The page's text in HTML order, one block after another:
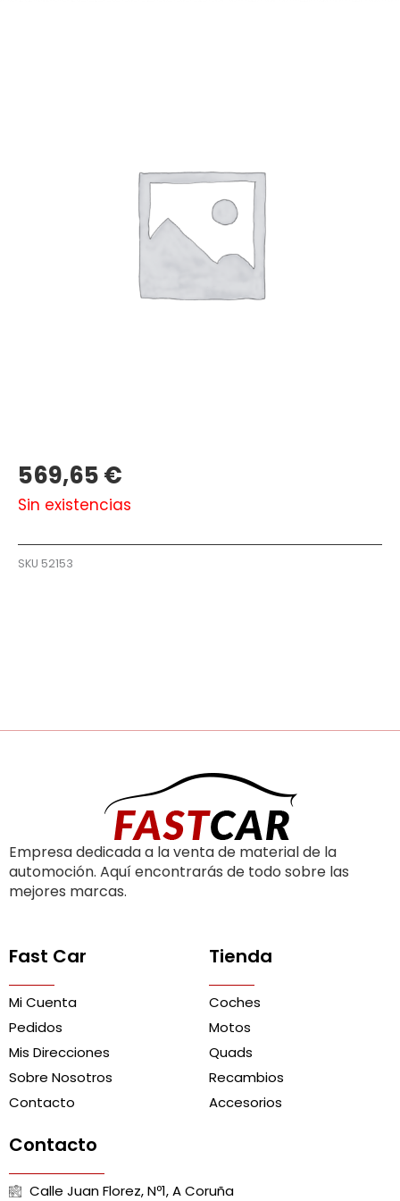
569,65€
Sin existencias
SKU 52153
Empresa dedicada a la venta de material de la
automoción. Aquí encontrarás de todo sobre las
mejores marcas.
Fast Car
Mi Cuenta
Pedidos
Mis Direcciones
Sobre Nosotros
Contacto
Tienda
Coches
Motos
Quads
Recambios
Accesorios
Contacto
Calle Juan Florez, Nº1, A Coruña